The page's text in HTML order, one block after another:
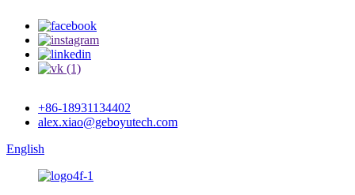
+86-18931134402
alex.xiao@geboyutech.com
English